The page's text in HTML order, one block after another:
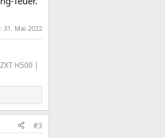
31. Mai 2022
H500 |
#3